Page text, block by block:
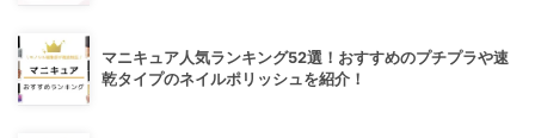
マニキュア人気ランキング52選！おすすめのプチプラや速
乾タイプのネイルポリッシュを紹介！